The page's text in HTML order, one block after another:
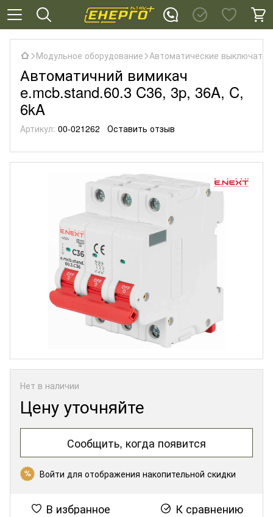
Модульное оборудование Автоматические
Автоматичний вимикач
e.mcb.stand.60.3 C36, 3p, 36A, C,
6kA
Артикул: 00-021262 Оставить отзыв
Нет в наличии
Цену уточняйте
Сообщить, когда появится
% Войти для отображения накопительной скидки
В избранное К сравнению